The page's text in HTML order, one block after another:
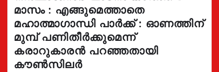
മാസം : എങ്ങുമെത്താതെ
മഹാത്മാഗാന്ധി പാർക്ക് : ഓണത്തിന്
മുമ്പ് പണിതീർക്കുമെന്ന്
കരാറുകാരൻ പറഞ്ഞതായി
കൗൺസിലർ